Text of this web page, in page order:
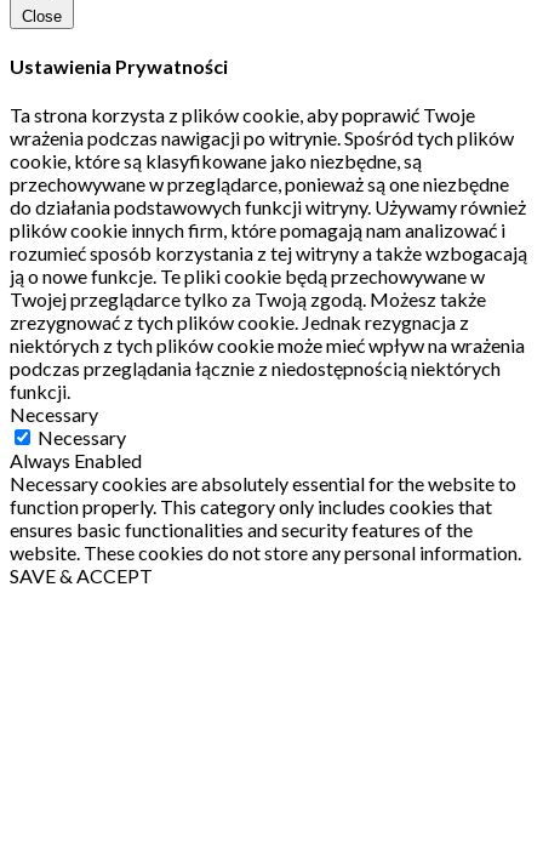
Close
Ustawienia Prywatności
Ta strona korzysta z plików cookie, aby poprawić Twoje
wrażenia podczas nawigacji po witrynie.Spośród tych plików
cookie, które są klasyfikowane jako niezbędne, są
przechowywane w przeglądarce, ponieważ są one niezbędne
do działania podstawowych funkcji witryny. Używamy również
plików cookie innych firm, które pomagają nam analizować i
rozumieć sposób korzystania z tej witryny a także wzbogacają
ją o nowe funkcje. Te pliki cookie będą przechowywane w
Twojej przeglądarce tylko za Twoją zgodą. Możesz także
zrezygnować z tych plików cookie. Jednak rezygnacja z
niektórych z tych plików cookie może mieć wpływ na wrażenia
podczas przeglądania łącznie z niedostępnością niektórych
funkcji.
Necessary
Necessary
Always Enabled
Necessary cookies are absolutely essential for the website to
function properly. This category only includes cookies that
ensures basic functionalities and security features of the
website. These cookies do not store any personal information.
SAVE & ACCEPT